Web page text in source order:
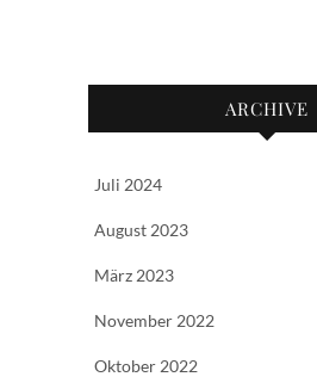
ARCHIVE
Juli 2024
August 2023
März 2023
November 2022
Oktober 2022